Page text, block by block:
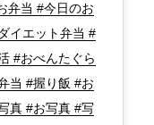
弁当 #今日のお
イエット弁当 #
#おべんたぐら
当 #握り飯 #お
真 #お写真 #写